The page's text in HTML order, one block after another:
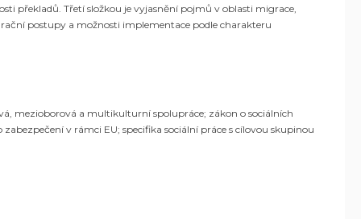
překladů. Třetí složkou je vyjasnění pojmů v oblasti migrace,
postupy a možnosti implementace podle charakteru
mezioborová a multikulturní spolupráce; zákon o sociálních
v rámci EU; specifika sociální práce s cílovou skupinou